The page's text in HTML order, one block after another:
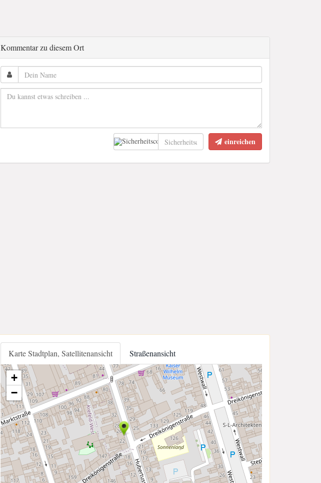
Kommentar zu diesem Ort
einreichen
Karte Stadtplan, Satellitenansicht Straßenansicht
+
−